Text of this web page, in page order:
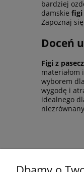
bardziej
damskie figi
Zapoznaj
Doceń
Figi z
materiałom
wyborem
wygodę i
idealnego